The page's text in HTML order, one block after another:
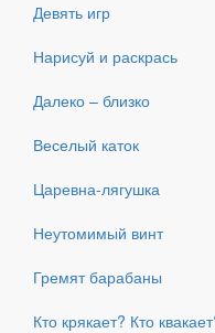
Девять игр
Нарисуй и раскрась
Далеко – близко
Веселый каток
Царевна-лягушка
Неутомимый винт
Гремят барабаны
Кто крякает? Кто